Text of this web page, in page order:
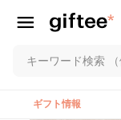
ギフト情報